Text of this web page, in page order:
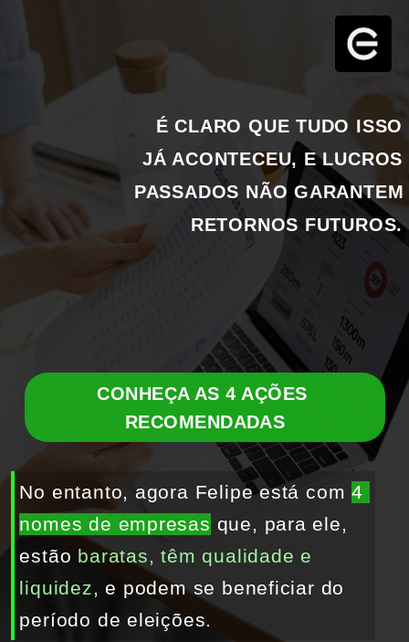
No entanto, agora Felipe está com 4
nomes de empresas que, para ele,
estão baratas, têm qualidade e
liquidez, e podem se beneficiar do
período de eleições.
É CLARO QUE TUDO ISSO
JÁ ACONTECEU, E LUCROS
PASSADOS NÃO GARANTEM
RETORNOS FUTUROS.
CONHEÇA AS 4 AÇÕES
RECOMENDADAS